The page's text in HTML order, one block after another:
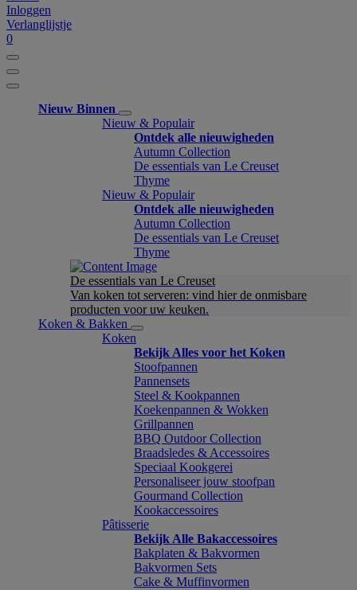
Inloggen
Verlanglijstje
0
Nieuw Binnen
Nieuw & Populair
Ontdek alle nieuwigheden
Autumn Collection
De essentials van Le Creuset
Thyme
Nieuw & Populair
Ontdek alle nieuwigheden
Autumn Collection
De essentials van Le Creuset
Thyme
De essentials van Le Creuset
Van koken tot serveren: vind hier de onmisbare
producten voor uw keuken.
Koken & Bakken
Koken
Bekijk Alles voor het Koken
Stoofpannen
Pannensets
Steel & Kookpannen
Koekenpannen & Wokken
Grillpannen
BBQ Outdoor Collection
Braadsledes & Accessoires
Speciaal Kookgerei
Personaliseer jouw stoofpan
Gourmand Collection
Kookaccessoires
Pâtisserie
Bekijk Alle Bakaccessoires
Bakplaten & Bakvormen
Bakvormen Sets
Cake & Muffinvormen